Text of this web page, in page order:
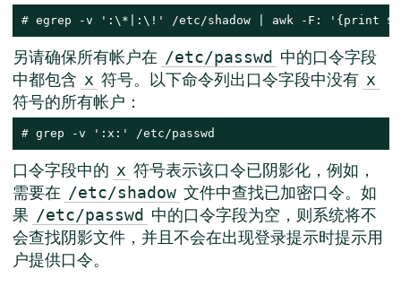
# egrep -v ':\*|:\!' /etc/shadow | awk -F: '{print
另请确保所有帐户在 /etc/passwd 中的口令字段
中都包含 x 符号。以下命令列出口令字段中没有 x
符号的所有帐户：
# grep -v ':x:' /etc/passwd
口令字段中的 x 符号表示该口令已阴影化，例如，
需要在 /etc/shadow 文件中查找已加密口令。如
果 /etc/passwd 中的口令字段为空，则系统将不
会查找阴影文件，并且不会在出现登录提示时提示用
户提供口令。